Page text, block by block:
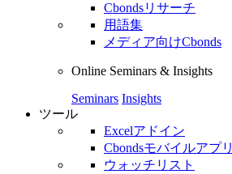
Cbondsリサーチ
用語集
メディア向けCbonds
Online Seminars & Insights
Seminars Insights
ツール
Excelアドイン
Cbondsモバイルアプリ
ウォッチリスト